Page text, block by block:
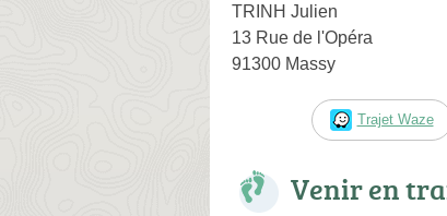
TRINH Julien
13 Rue de l'Opéra
91300 Massy
Trajet Waze
Venir en